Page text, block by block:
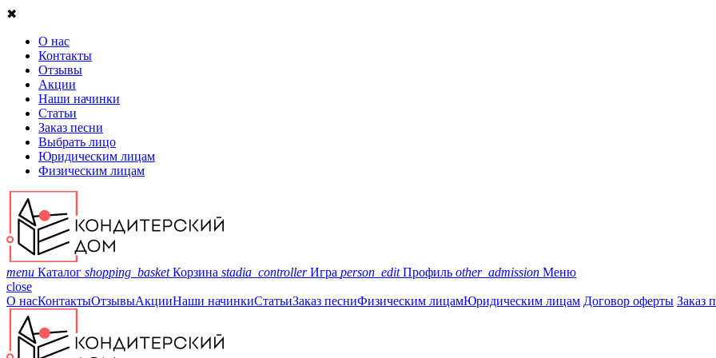
✖
О нас
Контакты
Отзывы
Акции
Наши начинки
Статьи
Заказ песни
Выбрать лицо
Юридическим лицам
Физическим лицам
menu Каталог shopping_basket Корзина stadia_controller Игра person_edit Профиль other_admission Меню
close
О насКонтактыОтзывыАкцииНаши начинкиСтатьиЗаказ песниФизическим лицамЮридическим лицам Договор оферты Заказ